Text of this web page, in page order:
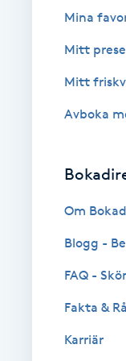
Fransk manikyr
Frekvensterapi
Friskvårdsmassage
Mina
Mitt
Mitt
Avboka
Om
Blogg -
FAQ -
Fakta &
Karriär